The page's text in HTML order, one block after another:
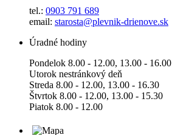
tel.: 0903 791 689
email: starosta@plevnik-drienove.sk
Úradné hodiny
Pondelok 8.00 - 12.00, 13.00 - 16.00
Utorok nestránkový deň
Streda 8.00 - 12.00, 13.00 - 16.30
Štvrtok 8.00 - 12.00, 13.00 - 15.30
Piatok 8.00 - 12.00